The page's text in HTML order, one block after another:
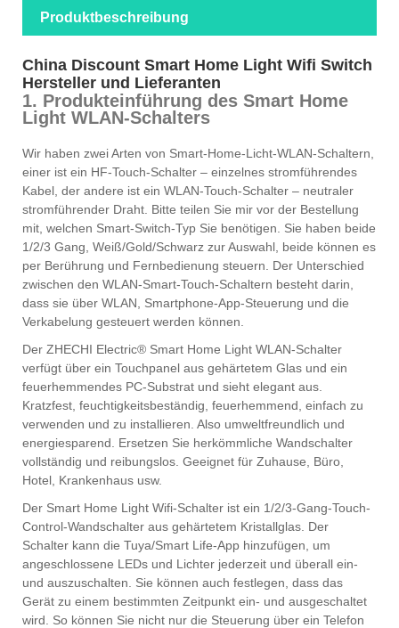
Produktbeschreibung
China Discount Smart Home Light Wifi Switch
Hersteller und Lieferanten
1. Produkteinführung des Smart Home
Light WLAN-Schalters
Wir haben zwei Arten von Smart-Home-Licht-WLAN-Schaltern,
einer ist ein HF-Touch-Schalter – einzelnes stromführendes
Kabel, der andere ist ein WLAN-Touch-Schalter – neutraler
stromführender Draht. Bitte teilen Sie mir vor der Bestellung
mit, welchen Smart-Switch-Typ Sie benötigen. Sie haben beide
1/2/3 Gang, Weiß/Gold/Schwarz zur Auswahl, beide können es
per Berührung und Fernbedienung steuern. Der Unterschied
zwischen den WLAN-Smart-Touch-Schaltern besteht darin,
dass sie über WLAN, Smartphone-App-Steuerung und die
Verkabelung gesteuert werden können.
Der ZHECHI Electric® Smart Home Light WLAN-Schalter
verfügt über ein Touchpanel aus gehärtetem Glas und ein
feuerhemmendes PC-Substrat und sieht elegant aus.
Kratzfest, feuchtigkeitsbeständig, feuerhemmend, einfach zu
verwenden und zu installieren. Also umweltfreundlich und
energiesparend. Ersetzen Sie herkömmliche Wandschalter
vollständig und reibungslos. Geeignet für Zuhause, Büro,
Hotel, Krankenhaus usw.
Der Smart Home Light Wifi-Schalter ist ein 1/2/3-Gang-Touch-
Control-Wandschalter aus gehärtetem Kristallglas. Der
Schalter kann die Tuya/Smart Life-App hinzufügen, um
angeschlossene LEDs und Lichter jederzeit und überall ein-
und auszuschalten. Sie können auch festlegen, dass das
Gerät zu einem bestimmten Zeitpunkt ein- und ausgeschaltet
wird. So können Sie nicht nur die Steuerung über ein Telefon